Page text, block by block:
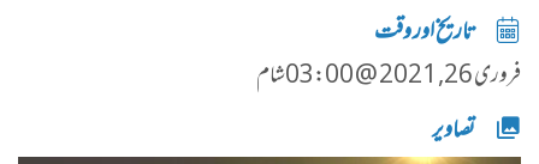
تاریخ اور وقت
فروری 26, 2021 @ 03:00شام
تصاویر